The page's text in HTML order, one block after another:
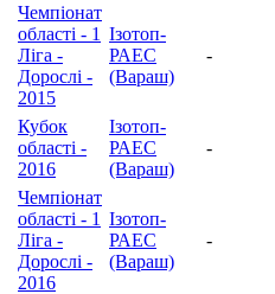
Чемпіонат
області - 1
Ліга -
Дорослі -
2015
Ізотоп-
РАЕС
(Вараш)
-
Кубок
області -
2016
Ізотоп-
РАЕС
(Вараш)
-
Чемпіонат
області - 1
Ліга -
Дорослі -
2016
Ізотоп-
РАЕС
(Вараш)
-